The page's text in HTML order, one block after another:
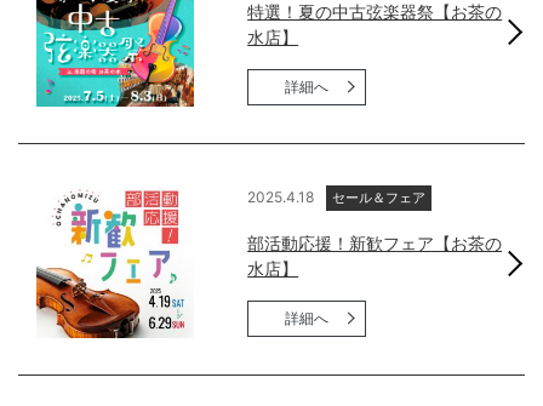
特選！夏の中古弦楽器祭【お茶の
水店】
詳細へ
2025.4.18 セール＆フェア
部活動応援！新歓フェア【お茶の
水店】
詳細へ